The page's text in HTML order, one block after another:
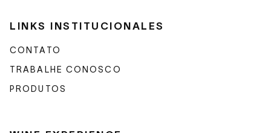
LINKS INSTITUCIONALES
CONTATO
TRABALHE CONOSCO
PRODUTOS